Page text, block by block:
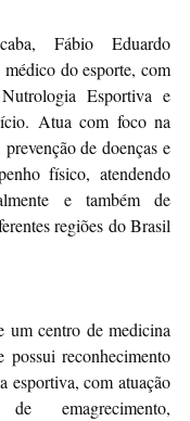
Fábio Eduardo
do esporte, com
Esportiva e
Atua com foco na
de doenças e
físico, atendendo
e também de
regiões do Brasil
um centro de medicina
possui reconhecimento
esportiva, com atuação
emagrecimento,